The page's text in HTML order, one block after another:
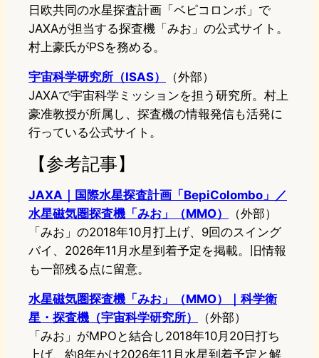
日欧共同の水星探査計画「ベピコロンボ」で
JAXAが担当する探査機「みお」の公式サイト。
村上豪氏がPSを務める。
宇宙科学研究所（ISAS）
（外部）
JAXAで宇宙科学ミッションを担う研究所。村上
豪准教授が所属し、探査機の情報発信も活発に
行っている公式サイト。
【参考記事】
JAXA｜国際水星探査計画「BepiColombo」／
水星磁気圏探査機「みお」（MMO）
（外部）
「みお」の2018年10月打上げ、9回のスイング
バイ、2026年11月水星到着予定を掲載。旧情報
も一部残る点に留意。
水星磁気圏探査機「みお」（MMO）｜科学衛
星・探査機（宇宙科学研究所）
（外部）
「みお」がMPOと結合し2018年10月20日打ち
上げ、約8年かけ2026年11月水星到着予定と解